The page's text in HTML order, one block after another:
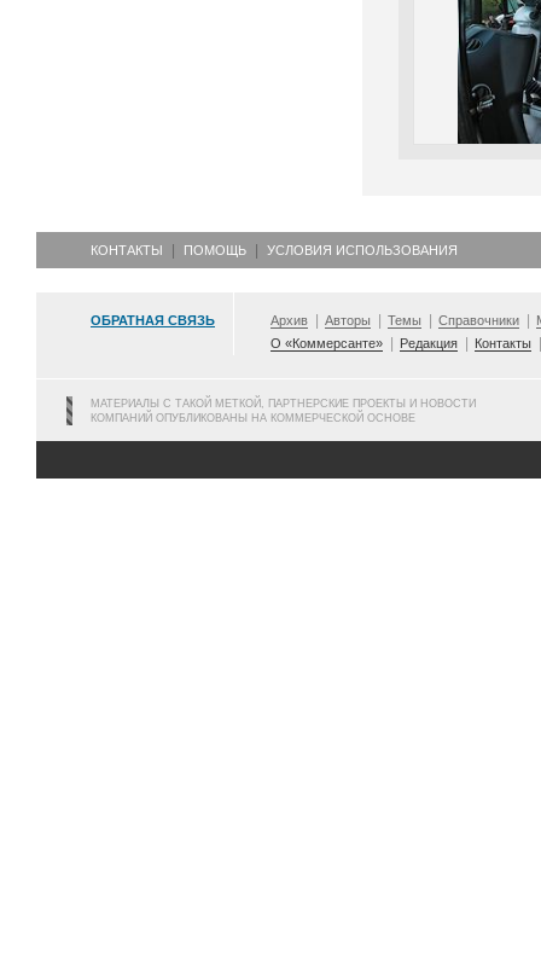
КОНТАКТЫ ПОМОЩЬ УСЛОВИЯ ИСПОЛЬЗОВАНИЯ
ОБРАТНАЯ СВЯЗЬ Архив Авторы Темы Справочники
О «Коммерсанте»
Редакция Контакты
МАТЕРИАЛЫ С ТАКОЙ МЕТКОЙ, ПАРТНЕРСКИЕ ПРОЕКТЫ И НОВОСТИ
КОМПАНИЙ ОПУБЛИКОВАНЫ НА КОММЕРЧЕСКОЙ ОСНОВЕ